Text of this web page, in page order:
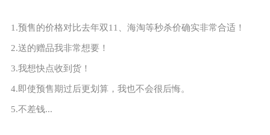
1.预售的价格对比去年双11、海淘等秒杀价确实非常合适！
2.送的赠品我非常想要！
3.我想快点收到货！
4.即使预售期过后更划算，我也不会很后悔。
5.不差钱...